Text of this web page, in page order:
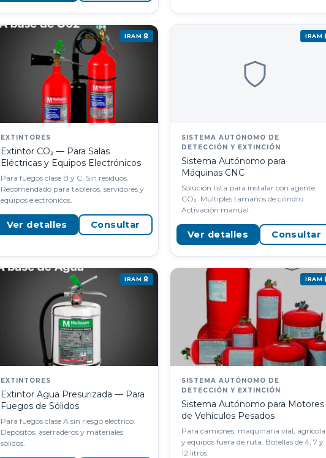
IRAM
EXTINTORES
Extintor CO₂ — Para Salas
Eléctricas y Equipos Electrónicos
Para fuegos clase B y C. Sin residuos.
Recomendado para tableros, servidores y
equipos electrónicos.
Ver detalles Consultar
IRAM
SISTEMA AUTÓNOMO DE
DETECCIÓN Y EXTINCIÓN
Sistema Autónomo para
Máquinas CNC
Solución lista para instalar con agente
CO₂. Múltiples tamaños de cilindro.
Activación manual.
Ver detalles Consultar
IRAM
EXTINTORES
Extintor Agua Presurizada — Para
Fuegos de Sólidos
Para fuegos clase A sin riesgo eléctrico.
Depósitos, aserraderos y materiales
sólidos.
IRAM
SISTEMA AUTÓNOMO DE
DETECCIÓN Y EXTINCIÓN
Sistema Autónomo para Motores
de Vehículos Pesados
Para camiones, maquinaria vial, agrícola
y equipos fuera de ruta. Botellas de 4, 7 y
12 litros.